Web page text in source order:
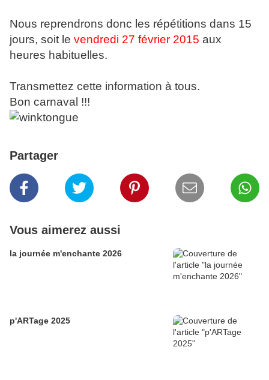
Nous reprendrons donc les répétitions dans 15
jours, soit le vendredi 27 février 2015 aux
heures habituelles.
Transmettez cette information à tous.
Bon carnaval !!!
Partager
Vous aimerez aussi
la journée m'enchante 2026
p'ARTage 2025